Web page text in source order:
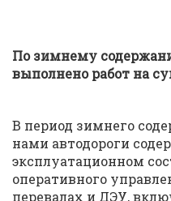
По зимнему
выполнено работ на
В период зимнего
нами автодороги
эксплуатационном
оперативного
перевалах и ДЭУ,